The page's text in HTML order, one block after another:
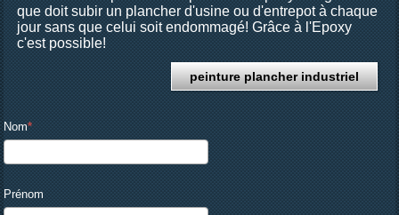
que doit subir un plancher d'usine ou d'entrepot à chaque
jour sans que celui soit endommagé! Grâce à l'Epoxy
c'est possible!
peinture plancher industriel
Nom
Prénom